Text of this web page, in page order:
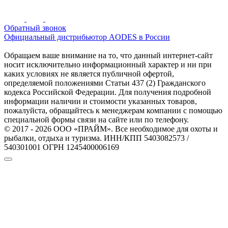
Обратный звонок
Официальный дистрибьютор AODES в России
Обращаем ваше внимание на то, что данный интернет-сайт
носит исключительно информационный характер и ни при
каких условиях не является публичной офертой,
определяемой положениями Статьи 437 (2) Гражданского
кодекса Российской Федерации. Для получения подробной
информации наличии и стоимости указанных товаров,
пожалуйста, обращайтесь к менеджерам компании с помощью
специальной формы связи на сайте или по телефону.
© 2017 - 2026 ООО «ПРАЙМ». Все необходимое для охоты и
рыбалки, отдыха и туризма. ИНН/КПП 5403082573 /
540301001 ОГРН 1245400006169